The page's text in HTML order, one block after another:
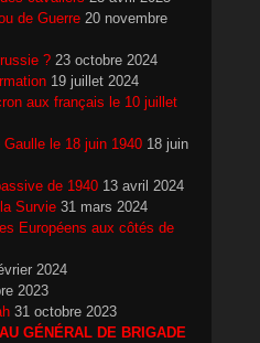
de Guerre 20 novembre
? 23 octobre 2024
19 juillet 2024
aux français le 10 juillet
le 18 juin 1940 18 juin
de 1940 13 avril 2024
Survie 31 mars 2024
Européens aux côtés de
2024
2023
31 octobre 2023
GÉNÉRAL DE BRIGADE